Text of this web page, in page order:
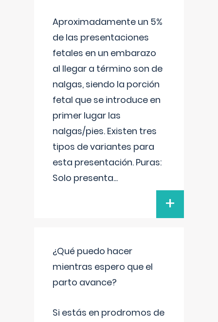
Aproximadamente un 5%
de las presentaciones
fetales en un embarazo
al llegar a término son de
nalgas, siendo la porción
fetal que se introduce en
primer lugar las
nalgas/pies. Existen tres
tipos de variantes para
esta presentación. Puras:
Solo presenta...
+
¿Qué puedo hacer
mientras espero que el
parto avance?
Si estás en prodromos de